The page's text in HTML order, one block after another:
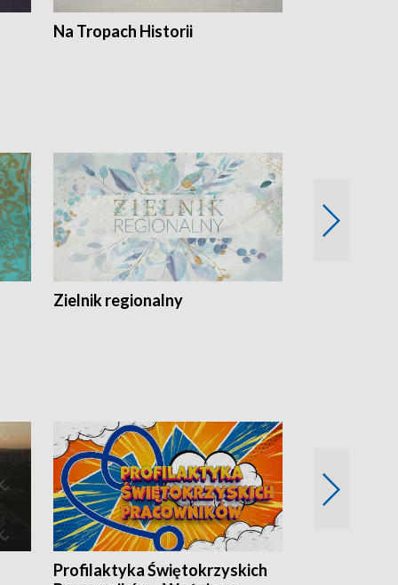
Na Tropach Historii
Zielnik regionalny
Profilaktyka Świętokrzyskich